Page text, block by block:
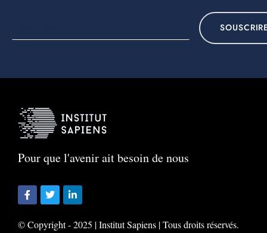
Pour que l'avenir ait besoin de nous
© Copyright - 2025 | Institut Sapiens | Tous droits réservés.